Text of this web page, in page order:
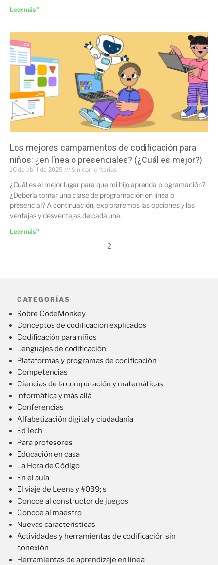
Leer más "
Los mejores campamentos de codificación para
niños: ¿en línea o presenciales? (¿Cuál es mejor?)
10 de abril de 2025 Sin comentarios
¿Cuál es el mejor lugar para que mi hijo aprenda programación?
¿Debería tomar una clase de programación en línea o
presencial? A continuación, exploraremos las opciones y las
ventajas y desventajas de cada una.
Leer más "
2
CATEGORÍAS
Sobre CodeMonkey
Conceptos de codificación explicados
Codificación para niños
Lenguajes de codificación
Plataformas y programas de codificación
Competencias
Ciencias de la computación y matemáticas
Informática y más allá
Conferencias
Alfabetización digital y ciudadanía
EdTech
Para profesores
Educación en casa
La Hora de Código
En el aula
El viaje de Leena y #039; s
Conoce al constructor de juegos
Conoce al maestro
Nuevas características
Actividades y herramientas de codificación sin
conexión
Herramientas de aprendizaje en línea